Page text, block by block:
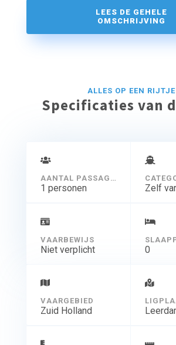
LEES DE GEHELE
OMSCHRIJVING
ALLES OP EEN RIJTJE
Specificaties van
AANTAL PASSAGIERS
1 personen Zelf
VAARBEWIJS
Niet verplicht 0
VAARGEBIED
Zuid Holland